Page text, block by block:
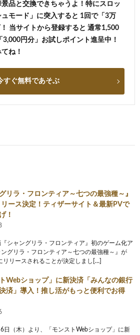
品と交換できちゃうよ！特にスロッ
ュモード」に突入すると 1回で「3万
当サイトから登録すると 通常1,500
3,000円分」お試しポイント進呈中！
ね！
すぐ無料であそぶ
リラ・フロンティア～七つの最強種～』
ース決定！ティザーサイト＆最新PVで
！
シャングリラ・フロンティア』初のゲーム化ア
グリラ・フロンティア～七つの最強種～』が
リリースされることが決定しまし[…]
トWebショップ」に新決済「みんなの銀行
済」導入！推し活がもっと便利でお得
日（木）より、「モンストWebショップ」に新